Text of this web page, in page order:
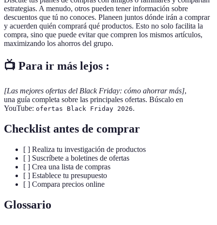
estrategias. A menudo, otros pueden tener información sobre
descuentos que tú no conoces. Planeen juntos dónde irán a comprar
y acuerden quién comprará qué productos. Esto no solo facilita la
compra, sino que puede evitar que compren los mismos artículos,
maximizando los ahorros del grupo.
📺 Para ir más lejos :
[Las mejores ofertas del Black Friday: cómo ahorrar más],
una guía completa sobre las principales ofertas. Búscalo en
YouTube: ofertas Black Friday 2026.
Checklist antes de comprar
[ ] Realiza tu investigación de productos
[ ] Suscríbete a boletines de ofertas
[ ] Crea una lista de compras
[ ] Establece tu presupuesto
[ ] Compara precios online
Glossario